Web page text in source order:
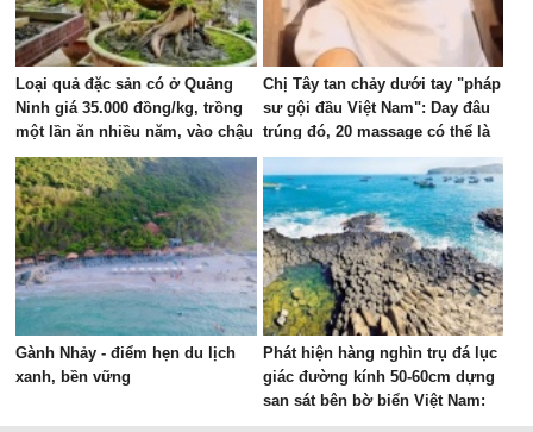
Loại quả đặc sản có ở Quảng
Ninh giá 35.000 đồng/kg, trồng
một lần ăn nhiều năm, vào chậu
làm bonsai giúp chiêu tài
Chị Tây tan chảy dưới tay "pháp
sư gội đầu Việt Nam": Day đâu
trúng đó, 20 massage có thể là
phê nhất cuộc đời!
Gành Nhảy - điểm hẹn du lịch
xanh, bền vững
Phát hiện hàng nghìn trụ đá lục
giác đường kính 50-60cm dựng
san sát bên bờ biển Việt Nam:
Là kỳ quan hiếm gặp trên thế